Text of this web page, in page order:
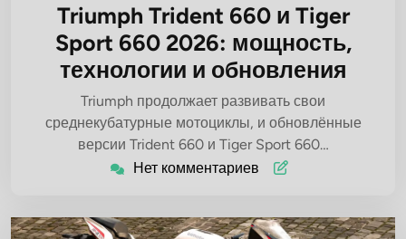
Triumph Trident 660 и Tiger
Sport 660 2026: мощность,
технологии и обновления
Triumph продолжает развивать свои
среднекубатурные мотоциклы, и обновлённые
версии Trident 660 и Tiger Sport 660…
Нет комментариев